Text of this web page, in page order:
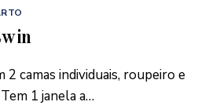
2 camas individuais, roupeiro e
1 janela a…